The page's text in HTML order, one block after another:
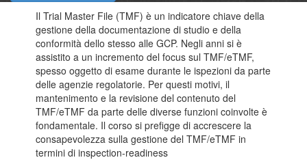
Il Trial Master File (TMF) è un indicatore chiave della
gestione della documentazione di studio e della
conformità dello stesso alle GCP. Negli anni si è
assistito a un incremento del focus sul TMF/eTMF,
spesso oggetto di esame durante le ispezioni da parte
delle agenzie regolatorie. Per questi motivi, il
mantenimento e la revisione del contenuto del
TMF/eTMF da parte delle diverse funzioni coinvolte è
fondamentale. Il corso si prefigge di accrescere la
consapevolezza sulla gestione del TMF/eTMF in
termini di inspection-readiness